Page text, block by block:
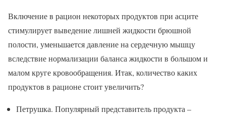
Включение в рацион некоторых продуктов при асците
стимулирует выведение лишней жидкости брюшной
полости, уменьшается давление на сердечную мышцу
вследствие нормализации баланса жидкости в большом и
малом круге кровообращения. Итак, количество каких
продуктов в рационе стоит увеличить?
Петрушка. Популярный представитель продукта –